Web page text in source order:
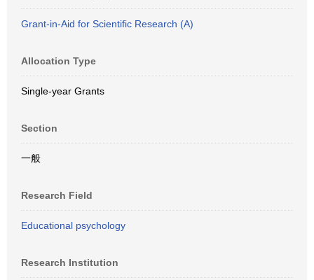
Grant-in-Aid for Scientific Research (A)
Allocation Type
Single-year Grants
Section
一般
Research Field
Educational psychology
Research Institution